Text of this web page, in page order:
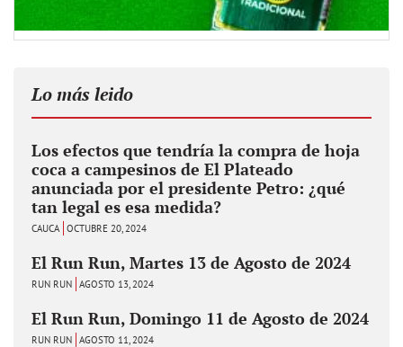
Lo más leido
Los efectos que tendría la compra de hoja
coca a campesinos de El Plateado
anunciada por el presidente Petro: ¿qué
tan legal es esa medida?
CAUCA OCTUBRE 20, 2024
El Run Run, Martes 13 de Agosto de 2024
RUN RUN AGOSTO 13, 2024
El Run Run, Domingo 11 de Agosto de 2024
RUN RUN AGOSTO 11, 2024